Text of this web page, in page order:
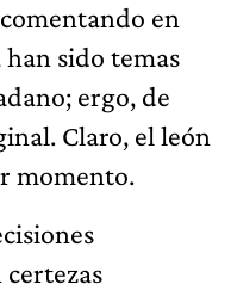
en
sido temas
ergo, de
Claro, el león
momento.
certezas